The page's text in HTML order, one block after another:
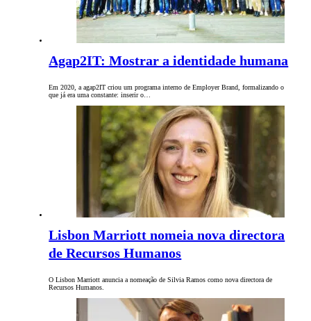
Agap2IT: Mostrar a identidade humana
Em 2020, a agap2IT criou um programa interno de Employer Brand, formalizando o
que já era uma constante: inserir o…
Lisbon Marriott nomeia nova directora
de Recursos Humanos
O Lisbon Marriott anuncia a nomeação de Silvia Ramos como nova directora de
Recursos Humanos.